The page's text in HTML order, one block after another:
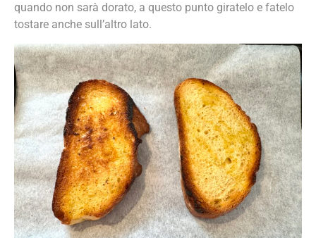
quando non sarà dorato, a questo punto giratelo e fatelo
tostare anche sull’altro lato.